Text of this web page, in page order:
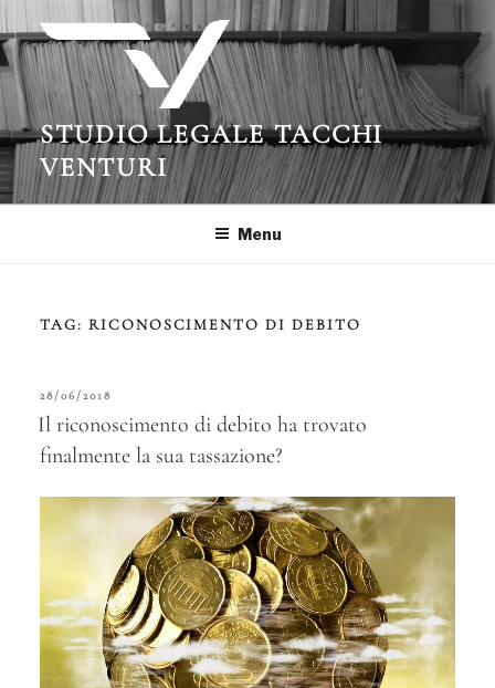
Salta
al
contenuto
STUDIO LEGALE TACCHI
VENTURI
Menu
TAG: RICONOSCIMENTO DI DEBITO
PUBBLICATO
IL
28/06/2018
Il riconoscimento di debito ha trovato
finalmente la sua tassazione?